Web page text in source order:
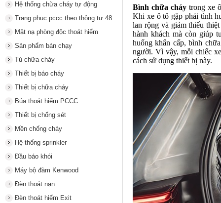
Hệ thống chữa cháy tự động
Trang phục pccc theo thông tư 48
Mặt nạ phòng độc thoát hiểm
Sản phẩm bán chạy
Tủ chữa cháy
Thiết bị báo cháy
Thiết bị chữa cháy
Búa thoát hiểm PCCC
Thiết bị chống sét
Mền chống cháy
Hệ thống sprinkler
Đầu báo khói
Máy bộ đàm Kenwood
Đèn thoát nạn
Đèn thoát hiểm Exit
Bình chữa cháytrong xe
Khi xe ô tô gặp phải tình
lan rộng và giảm thiểu
hành khách mà còn giúp
huống khẩn cấp, bình
người. Vì vậy, mỗi chiếc
cách sử dụng thiết bị này.